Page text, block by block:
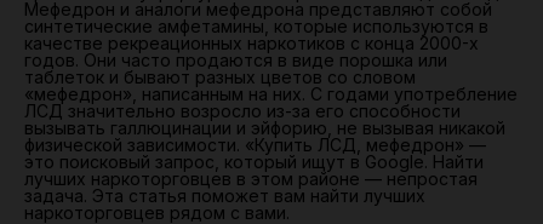
Мефедрон и аналоги мефедрона представляют собой
синтетические амфетамины, которые используются в
качестве рекреационных наркотиков с конца 2000-х
годов. Они часто продаются в виде порошка или
таблеток и бывают разных цветов со словом
«мефедрон», написанным на них. С годами употребление
ЛСД значительно возросло из-за его способности
вызывать галлюцинации и эйфорию, не вызывая никакой
физической зависимости. «Купить ЛСД, мефедрон» —
это поисковый запрос, который ищут в Google. Найти
лучших наркоторговцев в этом районе — непростая
задача. Эта статья поможет вам найти лучших
наркоторговцев рядом с вами.